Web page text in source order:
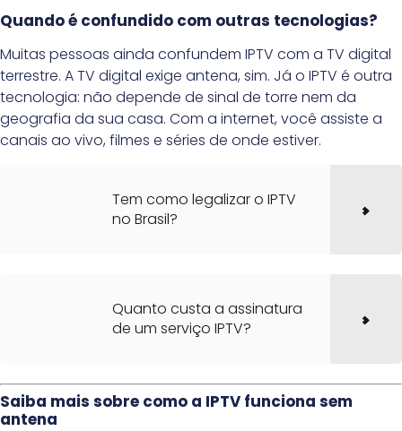
Quando é confundido com outras tecnologias?
Muitas pessoas ainda confundem IPTV com a TV digital
terrestre. A TV digital exige antena, sim. Já o IPTV é outra
tecnologia: não depende de sinal de torre nem da
geografia da sua casa. Com a internet, você assiste a
canais ao vivo, filmes e séries de onde estiver.
Tem como legalizar o IPTV
no Brasil?
Quanto custa a assinatura
de um serviço IPTV?
Saiba mais sobre como a IPTV funciona sem
antena